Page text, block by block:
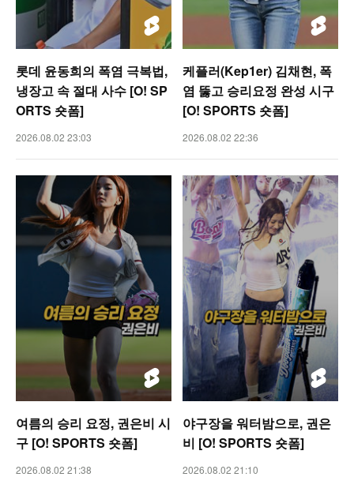
롯데 윤동희의 폭염 극복법,
냉장고 속 절대 사수 [O! SP
ORTS 숏폼]
2026.08.02 23:03
케플러(Kep1er) 김채현, 폭
염 뚫고 승리요정 완성 시구
[O! SPORTS 숏폼]
2026.08.02 22:36
여름의 승리 요정, 권은비 시
구 [O! SPORTS 숏폼]
2026.08.02 21:38
야구장을 워터밤으로, 권은
비 [O! SPORTS 숏폼]
2026.08.02 21:10